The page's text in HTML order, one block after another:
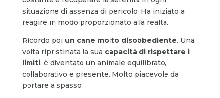
situazione di assenza di pericolo. Ha iniziato a
reagire in modo proporzionato alla realtà.
Ricordo poi un cane molto disobbediente. Una
volta ripristinata la sua capacità di rispettare i
limiti, è diventato un animale equilibrato,
collaborativo e presente. Molto piacevole da
portare a spasso.